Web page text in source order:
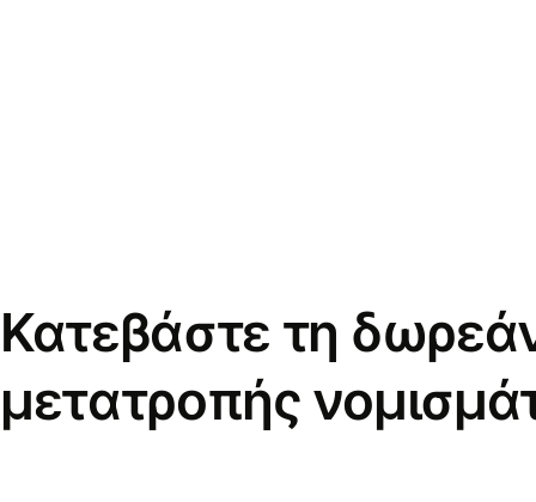
Κατεβάστε τη
μετατροπής